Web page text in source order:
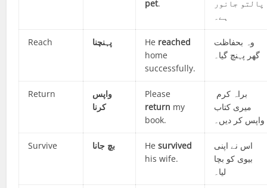
pet.
پالتو جانور
ہے۔
Reach پہنچنا He reached
home
successfully.
وہ بحفاظت
گھر پہنچ گیا۔
Return
واپس
کرنا
Please
return my
book.
میری کتاب
واپس کر دیں۔
Survive بچ جانا Hesurvived
his wife.
اس نے اپنی
بیوی کو بچا
لیا۔